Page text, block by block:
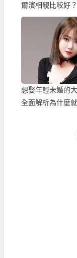
爾濱相親比較好？
想娶年輕未婚的
全面解析為什麼就